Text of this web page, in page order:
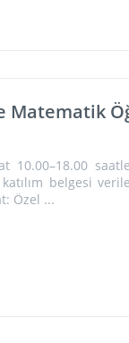
Matematik
belgesi
Özel ...